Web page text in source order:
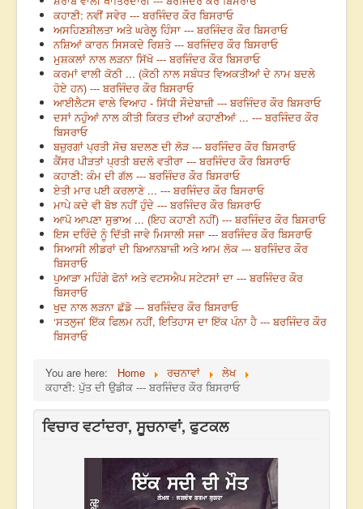
ਕਹਾਣੀ: ਨਵੀਂ ਸਵੇਰ --- ਬਰਜਿੰਦਰ ਕੌਰ ਬਿਸਰਾਓ
ਅਸਹਿਣਸ਼ੀਲਤਾ ਅਤੇ ਘਰੇਲੂ ਹਿੰਸਾ --- ਬਰਜਿੰਦਰ ਕੌਰ ਬਿਸਰਾਓ
ਨਸ਼ਿਆਂ ਕਾਰਨ ਸਿਸਕਦੇ ਰਿਸ਼ਤੇ --- ਬਰਜਿੰਦਰ ਕੌਰ ਬਿਸਰਾਓ
ਮੁਸ਼ਕਲਾਂ ਨਾਲ ਲੜਨਾ ਸਿੱਖੋ --- ਬਰਜਿੰਦਰ ਕੌਰ ਬਿਸਰਾਓ
ਕਰਮਾਂ ਵਾਲੀ ਕੋਠੀ ... (ਕੋਠੀ ਨਾਲ ਸਬੰਧਤ ਵਿਅਕਤੀਆਂ ਦੇ ਨਾਮ ਬਦਲੇ
ਹੋਏ ਹਨ) --- ਬਰਜਿੰਦਰ ਕੌਰ ਬਿਸਰਾਓ
ਆਈਲੈਟਸ ਵਾਲੇ ਵਿਆਹ - ਸਿੱਧੀ ਸੌਦੇਬਾਜ਼ੀ --- ਬਰਜਿੰਦਰ ਕੌਰ ਬਿਸਰਾਓ
ਦਸਾਂ ਨਹੁੰਆਂ ਨਾਲ ਕੀਤੀ ਕਿਰਤ ਦੀਆਂ ਕਹਾਣੀਆਂ ... --- ਬਰਜਿੰਦਰ ਕੌਰ
ਬਿਸਰਾਓ
ਬਜ਼ੁਰਗਾਂ ਪ੍ਰਤੀ ਸੋਚ ਬਦਲਣ ਦੀ ਲੋੜ --- ਬਰਜਿੰਦਰ ਕੌਰ ਬਿਸਰਾਓ
ਕੈਂਸਰ ਪੀੜਤਾਂ ਪ੍ਰਤੀ ਬਦਲੋ ਵਤੀਰਾ --- ਬਰਜਿੰਦਰ ਕੌਰ ਬਿਸਰਾਓ
ਕਹਾਣੀ: ਕੰਮ ਦੀ ਗੱਲ --- ਬਰਜਿੰਦਰ ਕੌਰ ਬਿਸਰਾਓ
ਏਤੀ ਮਾਰ ਪਈ ਕਰਲਾਣੇ ... --- ਬਰਜਿੰਦਰ ਕੌਰ ਬਿਸਰਾਓ
ਮਾਪੇ ਕਦੇ ਵੀ ਬੋਝ ਨਹੀਂ ਹੁੰਦੇ --- ਬਰਜਿੰਦਰ ਕੌਰ ਬਿਸਰਾਓ
ਆਪੋ ਆਪਣਾ ਸੁਭਾਅ ... (ਇਹ ਕਹਾਣੀ ਨਹੀਂ) --- ਬਰਜਿੰਦਰ ਕੌਰ ਬਿਸਰਾਓ
ਇਸ ਦਰਿੰਦੇ ਨੂੰ ਦਿੱਤੀ ਜਾਵੇ ਮਿਸਾਲੀ ਸਜ਼ਾ --- ਬਰਜਿੰਦਰ ਕੌਰ ਬਿਸਰਾਓ
ਸਿਆਸੀ ਲੀਡਰਾਂ ਦੀ ਬਿਆਨਬਾਜ਼ੀ ਅਤੇ ਆਮ ਲੋਕ --- ਬਰਜਿੰਦਰ ਕੌਰ
ਬਿਸਰਾਓ
ਪੁਆੜਾ ਮਹਿੰਗੇ ਫੋਨਾਂ ਅਤੇ ਵਟਸਐਪ ਸਟੇਟਸਾਂ ਦਾ --- ਬਰਜਿੰਦਰ ਕੌਰ
ਬਿਸਰਾਓ
ਖੁਦ ਨਾਲ ਲੜਨਾ ਛੱਡੋ --- ਬਰਜਿੰਦਰ ਕੌਰ ਬਿਸਰਾਓ
‘ਸਤਲੁਜ’ ਇੱਕ ਫਿਲਮ ਨਹੀਂ, ਇਤਿਹਾਸ ਦਾ ਇੱਕ ਪੰਨਾ ਹੈ --- ਬਰਜਿੰਦਰ ਕੌਰ
ਬਿਸਰਾਓ
You are here: Home ਰਚਨਾਵਾਂ
ਲੇਖ
ਕਹਾਣੀ: ਪੁੱਤ ਦੀ ਉਡੀਕ --- ਬਰਜਿੰਦਰ ਕੌਰ ਬਿਸਰਾਓ
ਵਿਚਾਰ ਵਟਾਂਦਰਾ, ਸੂਚਨਾਵਾਂ, ਫੁਟਕਲ